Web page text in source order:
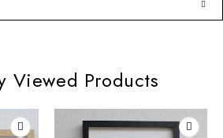
Viewed Products